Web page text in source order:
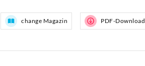
change Magazin PDF-Download